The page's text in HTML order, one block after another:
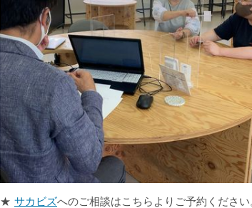
★ サカビズへのご相談はこちらよりご予約ください